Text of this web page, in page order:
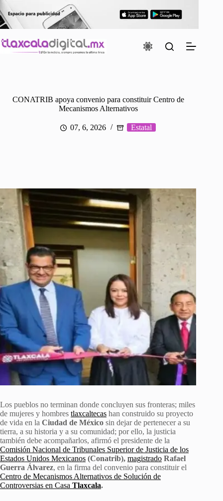
Saltar
al
contenido
CONATRIB apoya convenio para constituir Centro de
Mecanismos Alternativos
07, 6, 2026 Estatal
Los pueblos no terminan donde concluyen sus fronteras; miles
de mujeres y hombres tlaxcaltecas han construido su proyecto
de vida en la Ciudad de México sin dejar de pertenecer a su
tierra, a su historia y a su comunidad; por ello, la justicia
también debe acompañarlos, afirmó el presidente de la
Comisión Nacional de Tribunales Superior de Justicia de los
Estados Unidos Mexicanos (Conatrib), magistrado Rafael
Guerra Álvarez, en la firma del convenio para constituir el
Centro de Mecanismos Alternativos de Solución de
Controversias en Casa Tlaxcala.